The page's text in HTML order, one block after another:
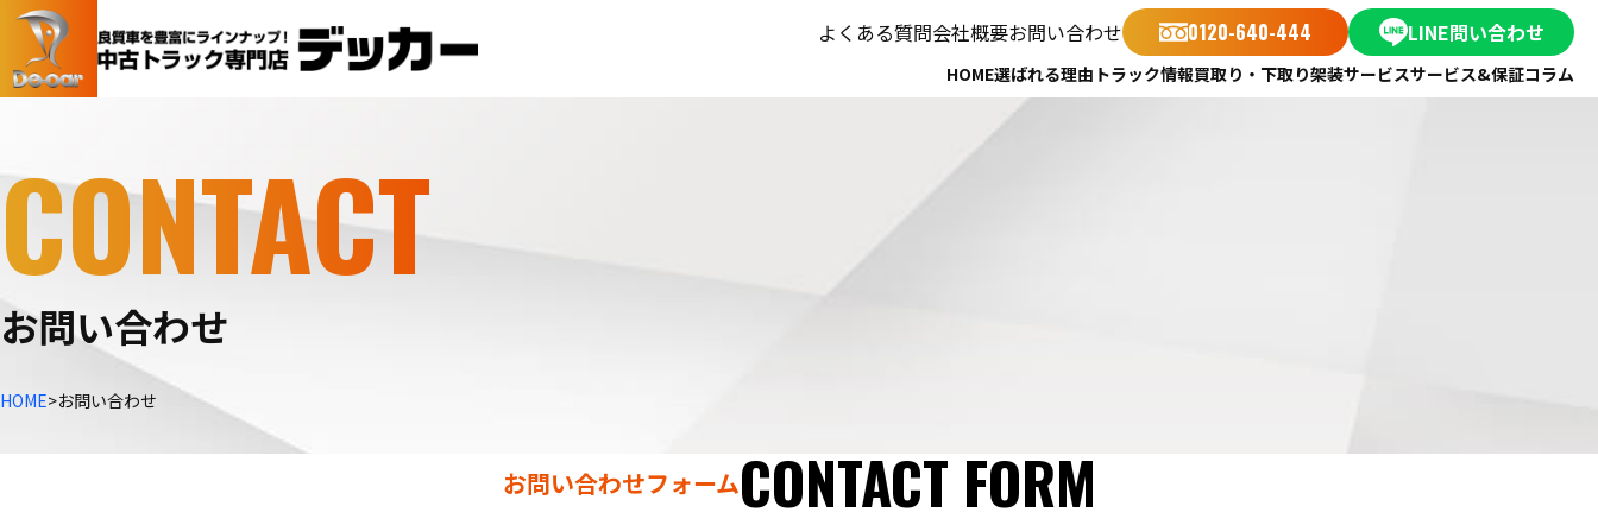
よくある質問会社概要お問い合わせ 0120-640-444 LINE問い合わせ
HOME選ばれる理由 トラック情報買取り・下取り架装サービスサービス&保証コラム
CONTACT
お問い合わせ
HOME>お問い合わせ
お問い合わせフォームCONTACT FORM